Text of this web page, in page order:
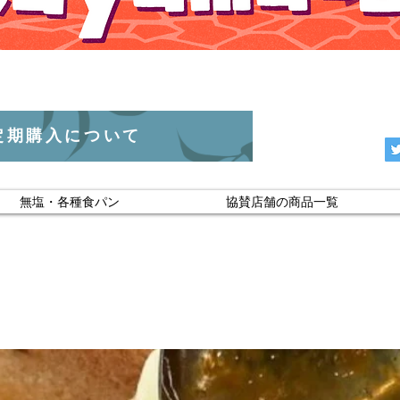
期購入について
無塩・各種食パン 協賛店舗の商品一覧